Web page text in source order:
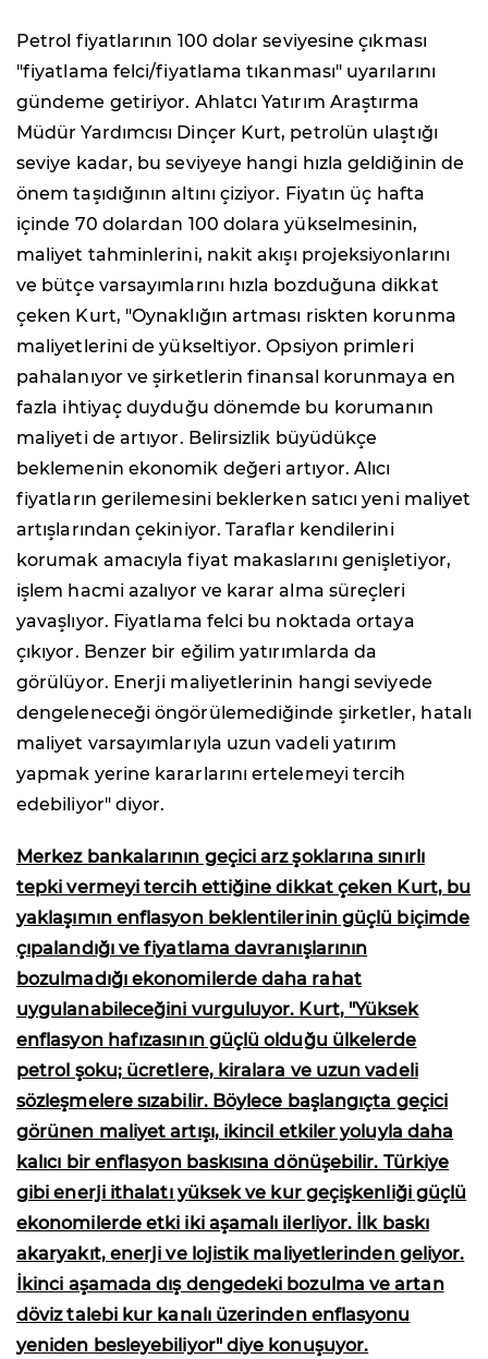
Petrol fiyatlarının 100 dolar seviyesine çıkması
"fiyatlama felci/fiyatlama tıkanması" uyarılarını
gündeme getiriyor. Ahlatcı Yatırım Araştırma
Müdür Yardımcısı Dinçer Kurt, petrolün ulaştığı
seviye kadar, bu seviyeye hangi hızla geldiğinin de
önem taşıdığının altını çiziyor. Fiyatın üç hafta
içinde 70 dolardan 100 dolara yükselmesinin,
maliyet tahminlerini, nakit akışı projeksiyonlarını
ve bütçe varsayımlarını hızla bozduğuna dikkat
çeken Kurt, "Oynaklığın artması riskten korunma
maliyetlerini de yükseltiyor. Opsiyon primleri
pahalanıyor ve şirketlerin finansal korunmaya en
fazla ihtiyaç duyduğu dönemde bu korumanın
maliyeti de artıyor. Belirsizlik büyüdükçe
beklemenin ekonomik değeri artıyor. Alıcı
fiyatların gerilemesini beklerken satıcı yeni maliyet
artışlarından çekiniyor. Taraflar kendilerini
korumak amacıyla fiyat makaslarını genişletiyor,
işlem hacmi azalıyor ve karar alma süreçleri
yavaşlıyor. Fiyatlama felci bu noktada ortaya
çıkıyor. Benzer bir eğilim yatırımlarda da
görülüyor. Enerji maliyetlerinin hangi seviyede
dengeleneceği öngörülemediğinde şirketler, hatalı
maliyet varsayımlarıyla uzun vadeli yatırım
yapmak yerine kararlarını ertelemeyi tercih
edebiliyor" diyor.
Merkez bankalarının geçici arz şoklarına sınırlı
tepki vermeyi tercih ettiğine dikkat çeken Kurt, bu
yaklaşımın enflasyon beklentilerinin güçlü biçimde
çıpalandığı ve fiyatlama davranışlarının
bozulmadığı ekonomilerde daha rahat
uygulanabileceğini vurguluyor. Kurt, "Yüksek
enflasyon hafızasının güçlü olduğu ülkelerde
petrol şoku; ücretlere, kiralara ve uzun vadeli
sözleşmelere sızabilir. Böylece başlangıçta geçici
görünen maliyet artışı, ikincil etkiler yoluyla daha
kalıcı bir enflasyon baskısına dönüşebilir. Türkiye
gibi enerji ithalatı yüksek ve kur geçişkenliği güçlü
ekonomilerde etki iki aşamalı ilerliyor. İlk baskı
akaryakıt, enerji ve lojistik maliyetlerinden geliyor.
İkinci aşamada dış dengedeki bozulma ve artan
döviz talebi kur kanalı üzerinden enflasyonu
yeniden besleyebiliyor" diye konuşuyor.